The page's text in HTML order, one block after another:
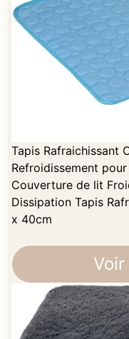
Tapis Rafraichissant
Refroidissement
Couverture de lit
Dissipation Tapis
x 40cm